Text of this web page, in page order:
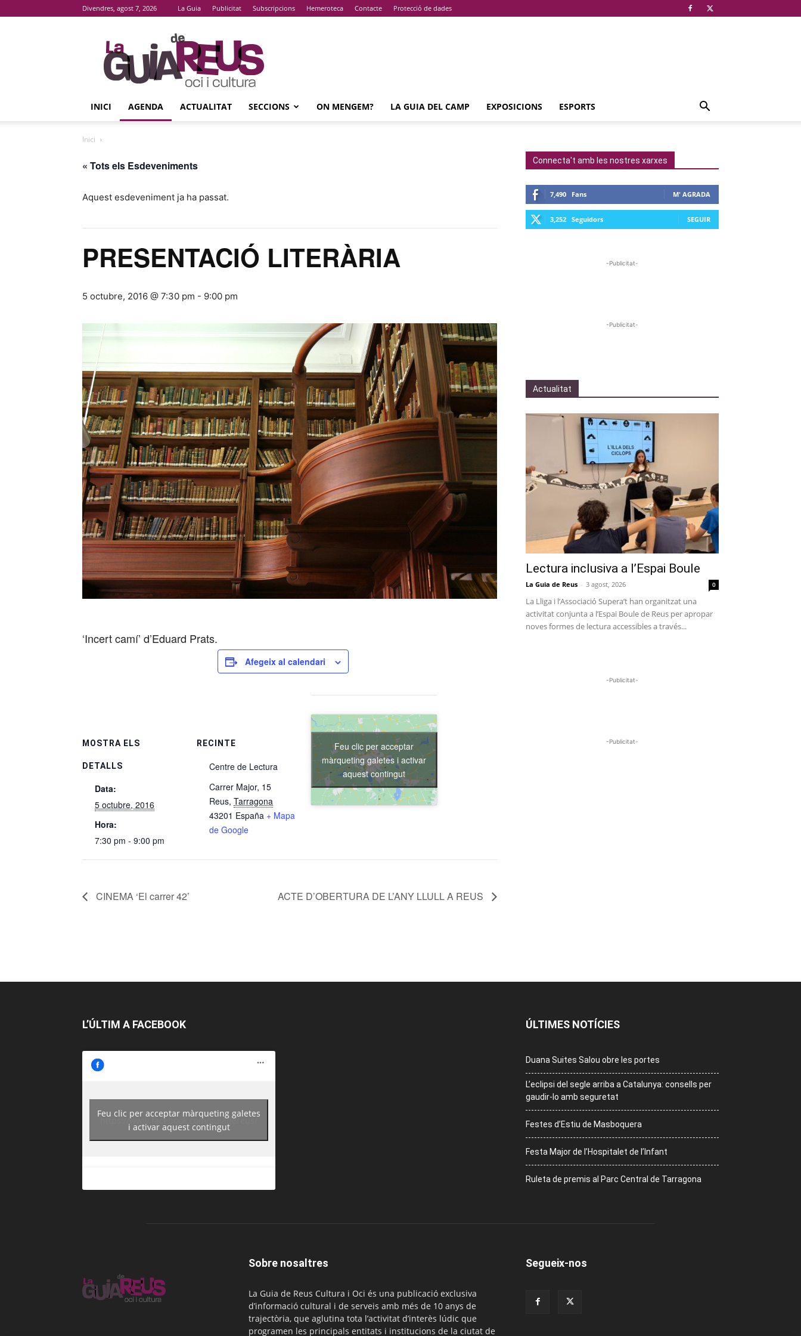
Divendres, agost 7, 2026 La Guia Publicitat Subscripcions Hemeroteca Contacte Protecció de dades
La
Guia
De
Reus
INICI AGENDA ACTUALITAT SECCIONS ON MENGEM? LA GUIA DEL CAMP EXPOSICIONS ESPORTS
Inici
« Tots els Esdeveniments
Aquest esdeveniment ja ha passat.
PRESENTACIÓ LITERÀRIA
5 octubre, 2016 @ 7:30 pm - 9:00 pm
‘Incert camí’ d’Eduard Prats.
Afegeix al calendari
MOSTRA ELS
DETALLS
Data:
5 octubre, 2016
Hora:
7:30 pm - 9:00 pm
RECINTE
Centre de Lectura
Carrer Major, 15
Reus, Tarragona
43201 España + Mapa
de Google
Feu clic per acceptar
màrqueting galetes i activar
aquest contingut
CINEMA ‘El carrer 42’ ACTE D’OBERTURA DE L’ANY LLULL A REUS
Connecta't amb les nostres xarxes
7,490 Fans M' AGRADA
3,252 Seguidors SEGUIR
-Publicitat-
-Publicitat-
Actualitat
Lectura inclusiva a l’Espai Boule
La Guia de Reus - 3 agost, 2026 0
La Lliga i l’Associació Supera’t han organitzat una
activitat conjunta a l’Espai Boule de Reus per apropar
noves formes de lectura accessibles a través...
-Publicitat-
-Publicitat-
L’ÚLTIM A FACEBOOK
https://www.facebook.com/guiadereus/
Feu clic per acceptar màrqueting galetes
i activar aquest contingut
ÚLTIMES NOTÍCIES
Duana Suites Salou obre les portes
L’eclipsi del segle arriba a Catalunya: consells per
gaudir-lo amb seguretat
Festes d’Estiu de Masboquera
Festa Major de l’Hospitalet de l’Infant
Ruleta de premis al Parc Central de Tarragona
Sobre nosaltres
La Guia de Reus Cultura i Oci és una publicació exclusiva
d’informació cultural i de serveis amb més de 10 anys de
trajectòria, que aglutina tota l’activitat d’interès lúdic que
programen les principals entitats i institucions de la ciutat de
Segueix-nos